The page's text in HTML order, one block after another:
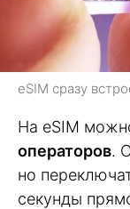
eSIM сразу
На eSIM
операторов.
но
секунды